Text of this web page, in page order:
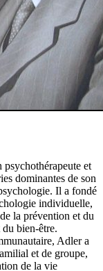
et
dominantes de son
Il a fondé
individuelle,
la prévention et du
bien-être.
Adler a
et de groupe,
de la vie